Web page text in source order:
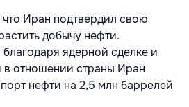
Иран подтвердил свою
добычу нефти.
ядерной сделке и
в отношении страны Иран
нефти на 2,5 млн баррелей